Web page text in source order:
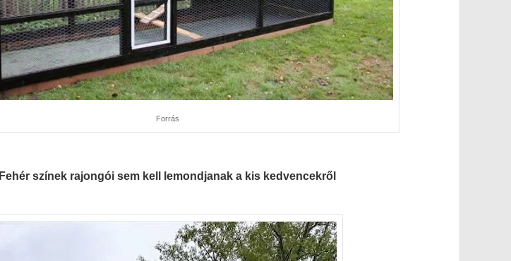
Forrás
Fehér színek rajongói sem kell lemondjanak a kis kedvencekről